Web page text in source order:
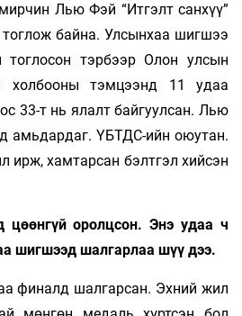
Лью Фэй “Итгэлт санхүү”
тоглож байна. Улсынхаа шигшээ
тоглосон тэрбээр Олон улсын
холбооны тэмцээнд 11 удаа
33-т нь ялалт байгуулсан. Лью
амьдардаг. ҮБТДС-ийн оюутан.
ирж, хамтарсан бэлтгэл хийсэн
цөөнгүй оролцсон. Энэ удаа ч
шигшээд шалгарлаа шүү дээ.
финалд шалгарсан. Эхний жил